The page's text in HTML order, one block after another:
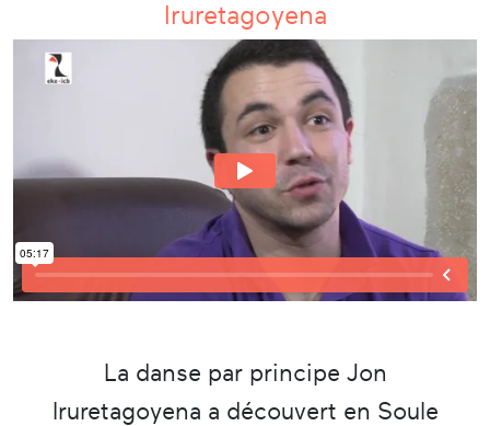
Iruretagoyena
La danse par principe Jon
Iruretagoyena a découvert en Soule